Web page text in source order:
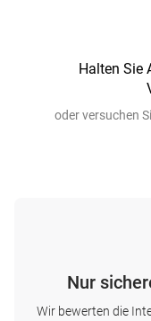
Halten Sie
oder versuchen
Nur
Wir bewerten die